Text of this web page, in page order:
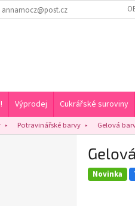
annamocz@post.cz
Výprodej Cukrářské suroviny
Potravinářské barvy Gelová
Novinka